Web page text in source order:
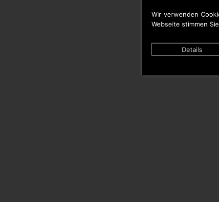
Wir verwenden
Webseite stimmen
Details